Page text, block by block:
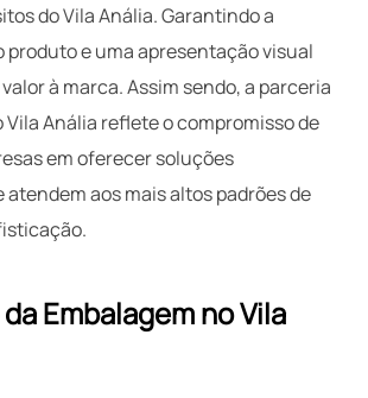
do Vila Anália. Garantindo a
produto e uma apresentação visual
à marca. Assim sendo, a parceria
Vila Anália reflete o compromisso de
em oferecer soluções
atendem aos mais altos padrões de
Embalagem no Vila